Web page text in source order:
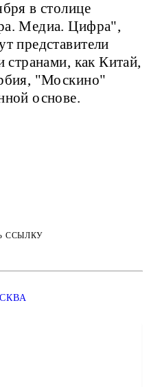
в столице
Медиа. Цифра",
представители
странами, как Китай,
"Москино"
основе.
ССЫЛКУ